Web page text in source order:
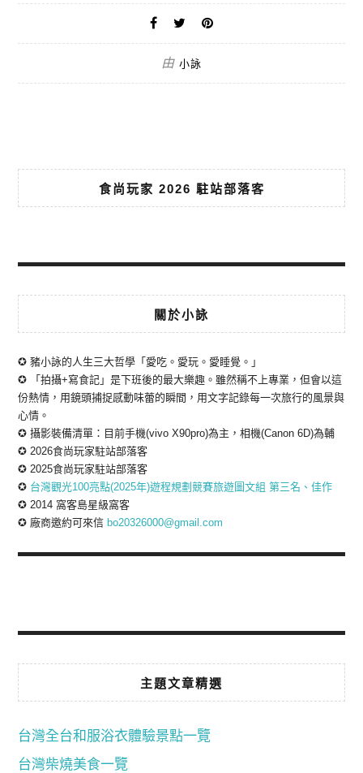
由 小詠
食尚玩家 2026 駐站部落客
關於小詠
✪ 豬小詠的人生三大哲學「愛吃。愛玩。愛睡覺。」
✪ 「拍攝+寫食記」是下班後的最大樂趣。雖然稱不上專業，但會以這
份熱情，用鏡頭捕捉感動味蕾的瞬間，用文字記錄每一次旅行的風景與
心情。
✪ 攝影裝備清單：目前手機(vivo X90pro)為主，相機(Canon 6D)為輔
✪ 2026食尚玩家駐站部落客
✪ 2025食尚玩家駐站部落客
✪ 台灣觀光100亮點(2025年)遊程規劃競賽旅遊圖文組 第三名、佳作
✪ 2014 窩客島星級窩客
✪ 廠商邀約可來信 bo20326000@gmail.com
主題文章精選
台灣全台和服浴衣體驗景點一覽
台灣柴燒美食一覽